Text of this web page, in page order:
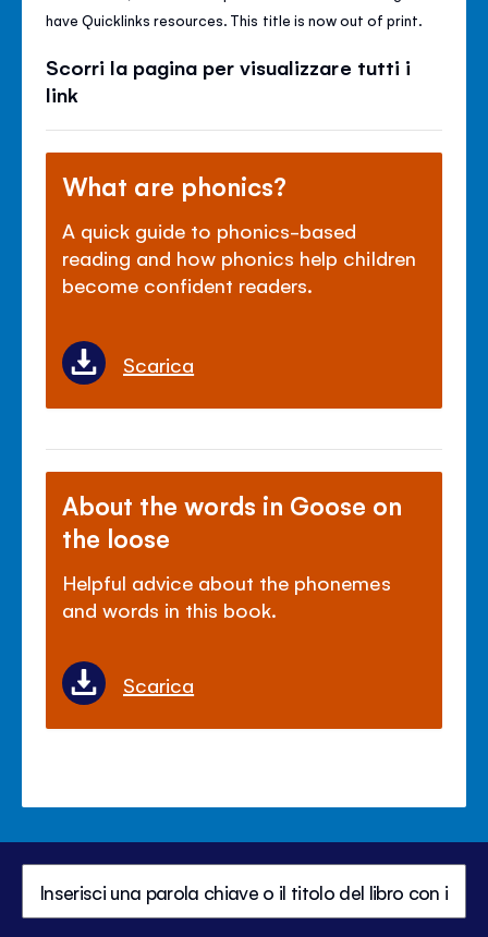
have Quicklinks resources. This title is now out of print.
Scorri la pagina per visualizzare tutti i
link
What are phonics?
A quick guide to phonics-based
reading and how phonics help children
become confident readers.
Scarica
About the words in Goose on
the loose
Helpful advice about the phonemes
and words in this book.
Scarica